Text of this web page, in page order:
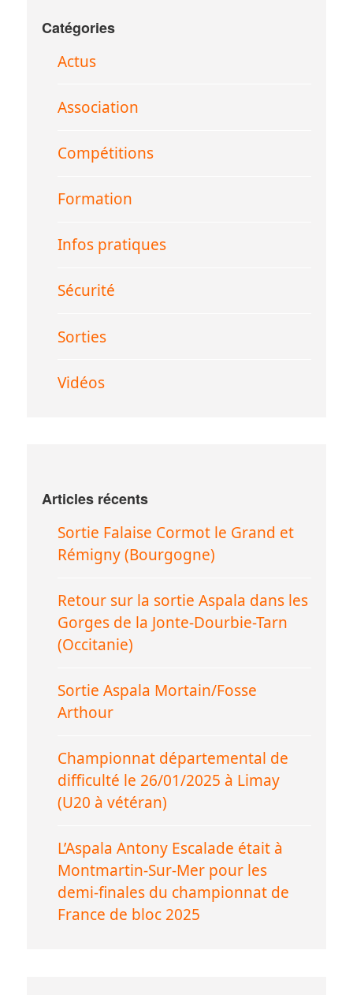
Catégories
Actus
Association
Compétitions
Formation
Infos pratiques
Sécurité
Sorties
Vidéos
Articles récents
Sortie Falaise Cormot le Grand et
Rémigny (Bourgogne)
Retour sur la sortie Aspala dans les
Gorges de la Jonte-Dourbie-Tarn
(Occitanie)
Sortie Aspala Mortain/Fosse
Arthour
Championnat départemental de
difficulté le 26/01/2025 à Limay
(U20 à vétéran)
L’Aspala Antony Escalade était à
Montmartin-Sur-Mer pour les
demi-finales du championnat de
France de bloc 2025